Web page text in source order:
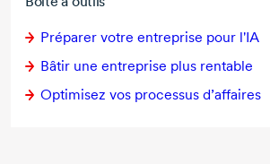
Préparer votre entreprise pour l'IA
Bâtir une entreprise plus rentable
Optimisez vos processus d’affaires